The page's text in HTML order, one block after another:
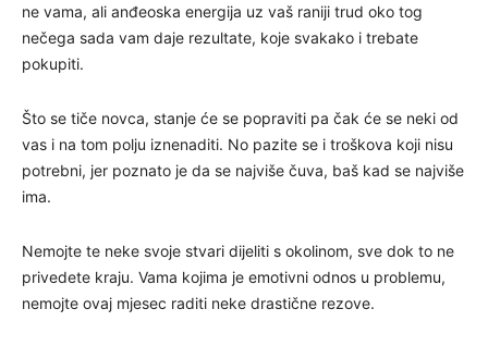
ne vama, ali anđeoska energija uz vaš raniji trud oko tog
nečega sada vam daje rezultate, koje svakako i trebate
pokupiti.
Što se tiče novca, stanje će se popraviti pa čak će se neki od
vas i na tom polju iznenaditi. No pazite se i troškova koji nisu
potrebni, jer poznato je da se najviše čuva, baš kad se najviše
ima.
Nemojte te neke svoje stvari dijeliti s okolinom, sve dok to ne
privedete kraju. Vama kojima je emotivni odnos u problemu,
nemojte ovaj mjesec raditi neke drastične rezove.